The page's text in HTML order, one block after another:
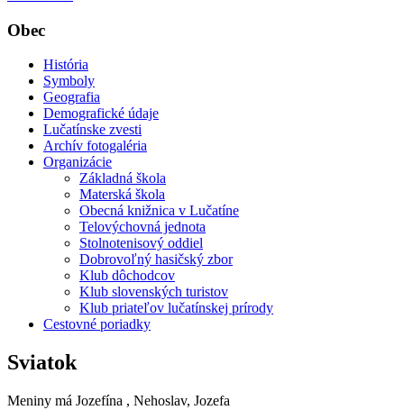
Obec
História
Symboly
Geografia
Demografické údaje
Lučatínske zvesti
Archív fotogaléria
Organizácie
Základná škola
Materská škola
Obecná knižnica v Lučatíne
Telovýchovná jednota
Stolnotenisový oddiel
Dobrovoľný hasičský zbor
Klub dôchodcov
Klub slovenských turistov
Klub priateľov lučatínskej prírody
Cestovné poriadky
Sviatok
Meniny má Jozefína , Nehoslav, Jozefa